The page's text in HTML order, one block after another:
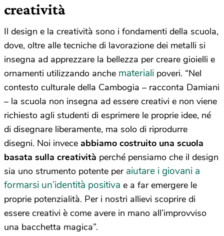
creatività
Il design e la creatività sono i fondamenti della scuola,
dove, oltre alle tecniche di lavorazione dei metalli si
insegna ad apprezzare la bellezza per creare gioielli e
ornamenti utilizzando anche materiali poveri. “Nel
contesto culturale della Cambogia – racconta Damiani
– la scuola non insegna ad essere creativi e non viene
richiesto agli studenti di esprimere le proprie idee, né
di disegnare liberamente, ma solo di riprodurre
disegni. Noi invece abbiamo costruito una scuola
basata sulla creatività perché pensiamo che il design
sia uno strumento potente per aiutare i giovani a
formarsi un’identità positiva e a far emergere le
proprie potenzialità. Per i nostri allievi scoprire di
essere creativi è come avere in mano all’improvviso
una bacchetta magica”.